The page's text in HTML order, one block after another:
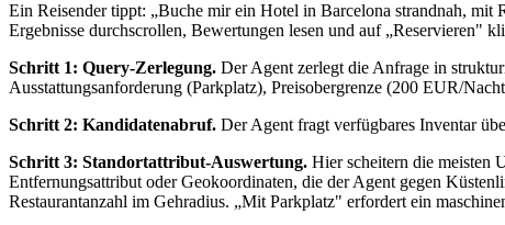
Ein Reisender tippt: „Buche mir ein Hotel in Barcelona strandnah,
Ergebnisse durchscrollen, Bewertungen lesen und auf „Reservieren"
Schritt 1: Query-Zerlegung. Der Agent zerlegt die Anfrage in
Ausstattungsanforderung (Parkplatz), Preisobergrenze (200 EUR/
Schritt 2: Kandidatenabruf. Der Agent fragt verfügbares Inventar
Schritt 3: Standortattribut-Auswertung. Hier scheitern die meisten
Entfernungsattribut oder Geokoordinaten, die der Agent gegen
Restaurantanzahl im Gehradius. „Mit Parkplatz" erfordert ein